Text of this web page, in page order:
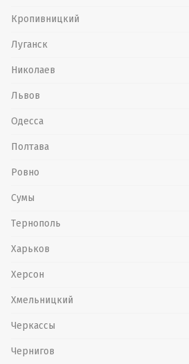
Кропивницкий
Луганск
Николаев
Львов
Одесса
Полтава
Ровно
Сумы
Тернополь
Харьков
Херсон
Хмельницкий
Черкассы
Чернигов